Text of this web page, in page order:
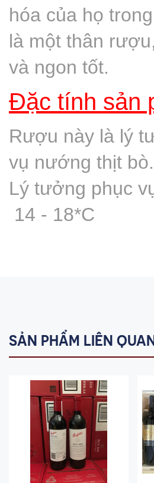
hóa của họ
là một thân
và ngon tốt.
Đặc tính sản
Rượu này là lý
vụ nướng thịt bò.
Lý tưởng phục
14 - 18*C
SẢN PHẨM LIÊN QUAN